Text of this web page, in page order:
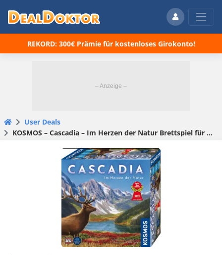
REKORD: 300€ Prämie für kostenloses Girokonto!
User Deals
KOSMOS – Cascadia – Im Herzen der Natur Brettspiel für 22,87€ (statt 28,90€)